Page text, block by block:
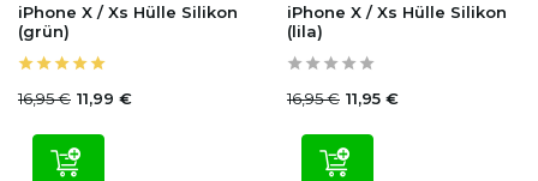
iPhone X / Xs Hülle Silikon
(grün)
16,95 € 11,99 €
iPhone X / Xs Hülle Silikon
(lila)
16,95 € 11,95 €